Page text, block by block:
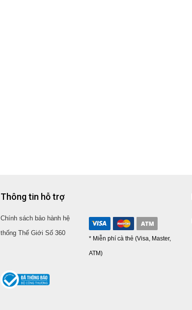
Thông tin hỗ trợ
Chính sách bảo hành hệ
thống Thế Giới Số 360
* Miễn phí cà thẻ (Visa, Master,
ATM)